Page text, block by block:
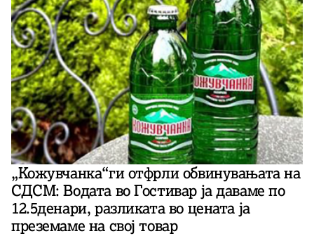
„Кожувчанка“ги отфрли обвинувањата на
СДСМ: Водата во Гостивар ја даваме по
12.5денари, разликата во цената ја
преземаме на свој товар